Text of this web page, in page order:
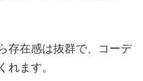
存在感は抜群で、コーデ
ます。